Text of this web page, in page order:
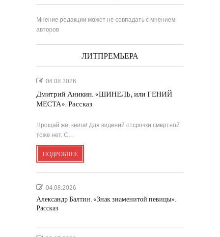
Мнение редакции может не совпадать с мнением
авторов
ЛИТПРЕМЬЕРА
04.08.2026
Дмитрий Аникин. «ШИНЕЛЬ, или ГЕНИЙ
МЕСТА». Рассказ
Прощай же, книга! Для видений отсрочки смертной
тоже нет. С…
ПОДРОБНЕЕ
04.08.2026
Александр Балтин. «Знак знаменитой певицы».
Рассказ